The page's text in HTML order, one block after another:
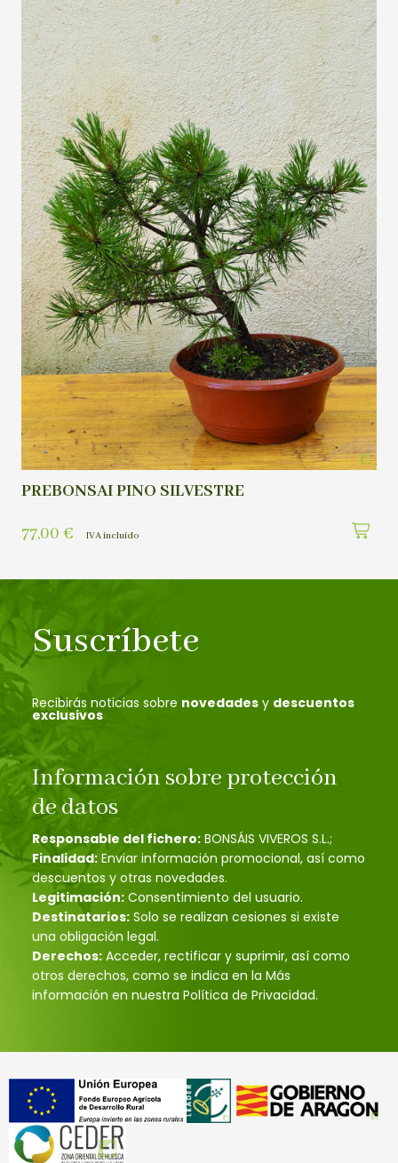
PREBONSAI PINO SILVESTRE
77,00 € IVA incluído
Suscríbete
Recibirás noticias sobre novedades y descuentos
exclusivos
Información sobre protección
de datos
Responsable del fichero: BONSÁIS VIVEROS S.L.;
Finalidad: Enviar información promocional, así como
descuentos y otras novedades.
Legitimación: Consentimiento del usuario.
Destinatarios: Solo se realizan cesiones si existe
una obligación legal.
Derechos: Acceder, rectificar y suprimir, así como
otros derechos, como se indica en la Más
información en nuestra Política de Privacidad.